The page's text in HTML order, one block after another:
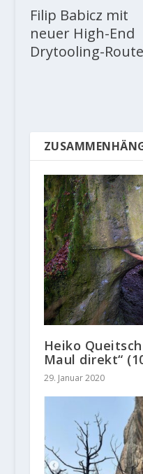
Filip Babicz mit
neuer High-End
Drytooling-Route
Heiko
Maul direkt“
29. Januar 2020